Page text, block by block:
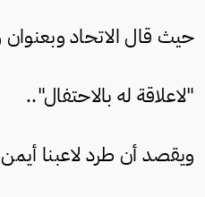
حيث قال الاتحاد
"لاعلاقة له بالاحتفال"..
ويقصد أن طرد لاعبنا